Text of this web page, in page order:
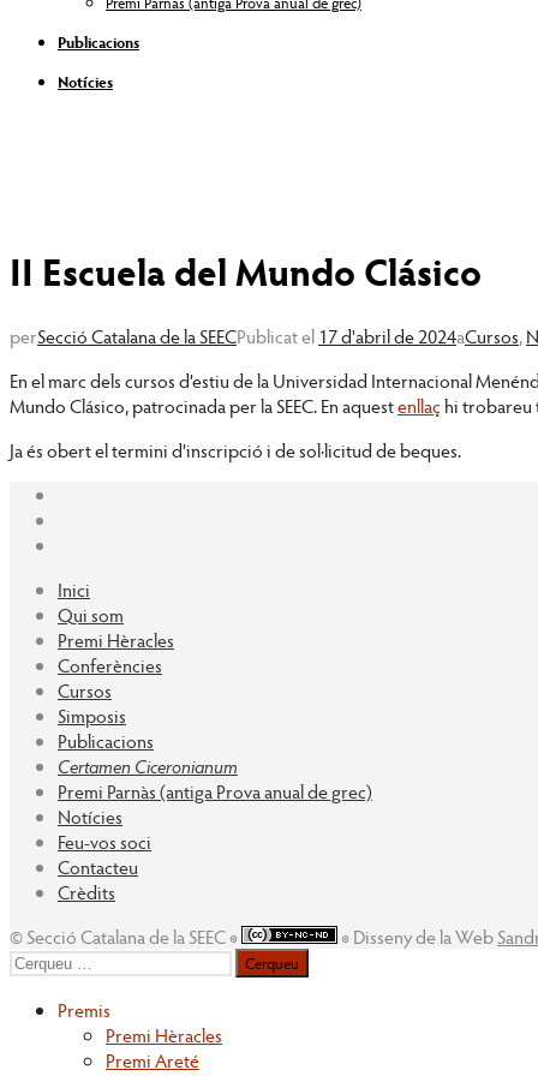
Publicacions
Notícies
II Escuela del Mundo Clásico
perSecció Catalana de la SEECPublicat el 17 d'abril de 2024aCursos,
En el marc dels cursos d’estiu de la Universidad Internacional
Mundo Clásico, patrocinada per la SEEC. En aquestenllaçhi trobareu
Ja és obert el termini d’inscripció i de sol·licitud de beques.
Inici
Qui som
Premi Hèracles
Conferències
Cursos
Simposis
Publicacions
Certamen Ciceronianum
Premi Parnàs (antiga Prova anual de grec)
Notícies
Feu-vos soci
Contacteu
Crèdits
© Secció Catalana de la SEEC ◉
◉ Disseny de la Web
Cerqueu
Premis
Premi Hèracles
Premi Areté